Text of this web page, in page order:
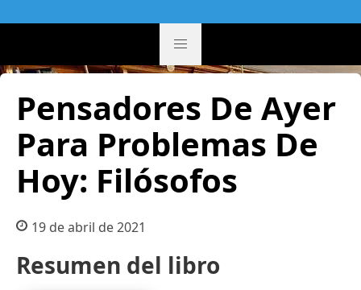
Pensadores De Ayer
Para Problemas De
Hoy: Filósofos
19 de abril de 2021
Resumen del libro